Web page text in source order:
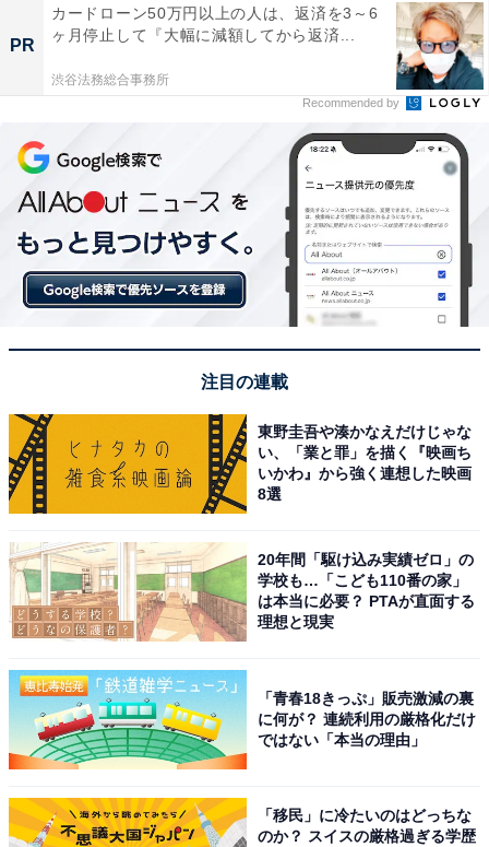
PR
カードローン50万円以上の人は、返済を3～6
ヶ月停止して『大幅に減額してから返済...
渋谷法務総合事務所
Recommended by
注目の連載
東野圭吾や湊かなえだけじゃな
い、「業と罪」を描く『映画ち
いかわ』から強く連想した映画
8選
20年間「駆け込み実績ゼロ」の
学校も…「こども110番の家」
は本当に必要？ PTAが直面する
理想と現実
「青春18きっぷ」販売激減の裏
に何が？ 連続利用の厳格化だけ
ではない「本当の理由」
「移民」に冷たいのはどっちな
のか？ スイスの厳格過ぎる学歴